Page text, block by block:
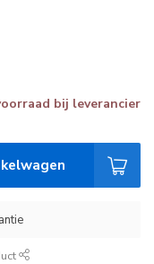
bij leverancier